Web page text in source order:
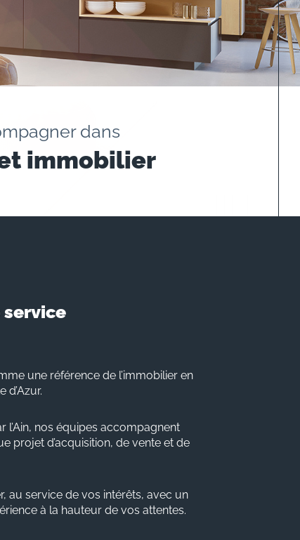
dans
immobilier
une référence de l’immobilier en
d’Azur.
l’Ain, nos équipes accompagnent
projet d’acquisition, de vente et de
au service de vos intérêts, avec un
à la hauteur de vos attentes.